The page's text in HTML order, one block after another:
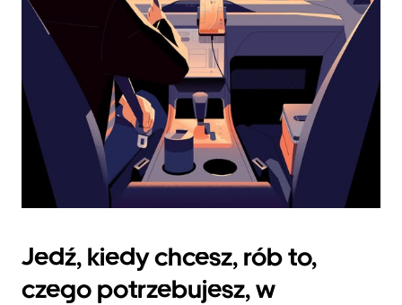
kalendarz.
Jedź, kiedy chcesz, rób to,
czego potrzebujesz, w